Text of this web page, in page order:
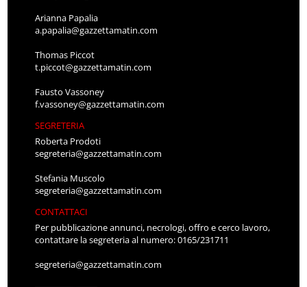
Arianna Papalia
a.papalia@gazzettamatin.com
Thomas Piccot
t.piccot@gazzettamatin.com
Fausto Vassoney
f.vassoney@gazzettamatin.com
SEGRETERIA
Roberta Prodoti
segreteria@gazzettamatin.com
Stefania Muscolo
segreteria@gazzettamatin.com
CONTATTACI
Per pubblicazione annunci, necrologi, offro e cerco lavoro,
contattare la segreteria al numero: 0165/231711
segreteria@gazzettamatin.com